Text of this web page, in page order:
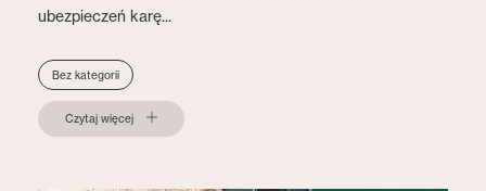
ubezpieczeń karę...
Bez kategorii
Czytaj więcej